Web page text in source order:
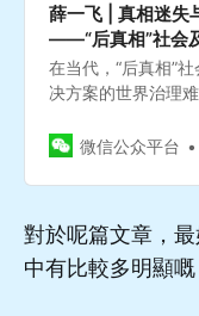
薛一飞 | 真相迷失
——“后真相”社会
在当代，“后真相”
决方案的世界治理难
微信公众平台
對於呢篇文章，
中有比較多明顯